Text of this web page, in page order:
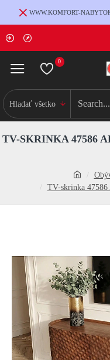
WWW.KOMFORT-
0
Hladať všetko
TV-skrinka 47586
TV-SKRINKA 47586